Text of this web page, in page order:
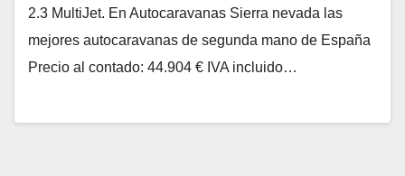
2.3 MultiJet. En Autocaravanas Sierra nevada las
mejores autocaravanas de segunda mano de España
Precio al contado: 44.904 € IVA incluido…